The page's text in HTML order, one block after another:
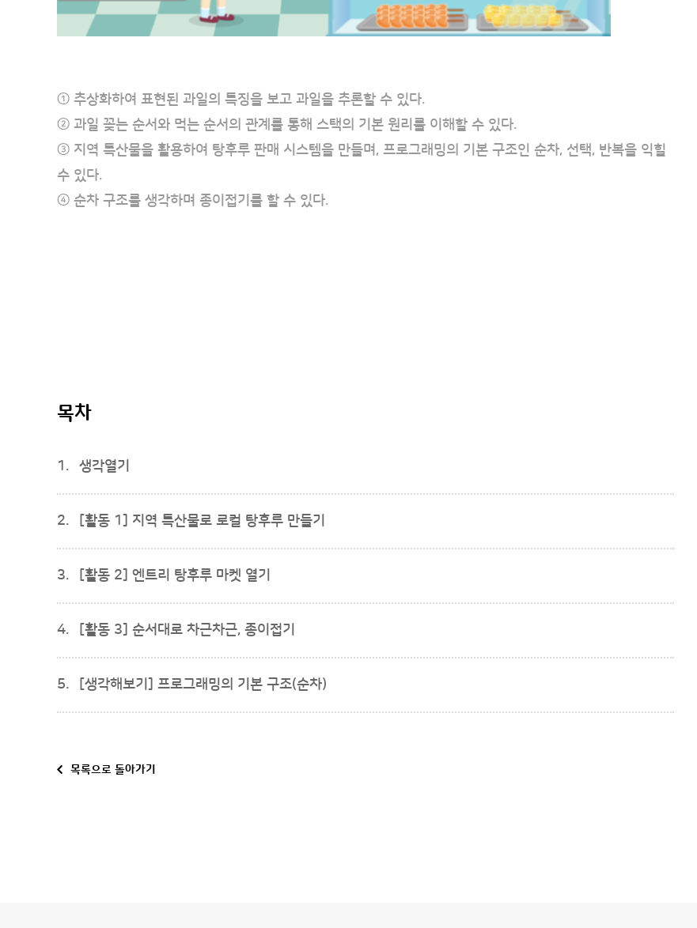
① 추상화하여 표현된 과일의 특징을 보고 과일을 추론할 수 있다.
② 과일 꽂는 순서와 먹는 순서의 관계를 통해 스택의 기본 원리를 이해할 수 있다.
③ 지역 특산물을 활용하여 탕후루 판매 시스템을 만들며, 프로그래밍의 기본 구조인 순차, 선택, 반복을 익힐
수 있다.
④ 순차 구조를 생각하며 종이접기를 할 수 있다.
목차
1. 생각열기
2. [활동 1] 지역 특산물로 로컬 탕후루 만들기
3. [활동 2] 엔트리 탕후루 마켓 열기
4. [활동 3] 순서대로 차근차근, 종이접기
5. [생각해보기] 프로그래밍의 기본 구조(순차)
목록으로 돌아가기